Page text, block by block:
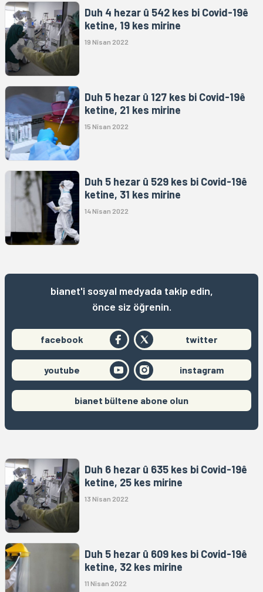
Duh 4 hezar û 542 kes bi Covid-19ê
ketine, 19 kes mirine
19 Nîsan 2022
Duh 5 hezar û 127 kes bi Covid-19ê
ketine, 21 kes mirine
15 Nîsan 2022
Duh 5 hezar û 529 kes bi Covid-19ê
ketine, 31 kes mirine
14 Nîsan 2022
bianet'i sosyal medyada takip edin,
önce siz öğrenin.
facebook twitter
youtube instagram
bianet bültene abone olun
Duh 6 hezar û 635 kes bi Covid-19ê
ketine, 25 kes mirine
13 Nîsan 2022
Duh 5 hezar û 609 kes bi Covid-19ê
ketine, 32 kes mirine
11 Nîsan 2022